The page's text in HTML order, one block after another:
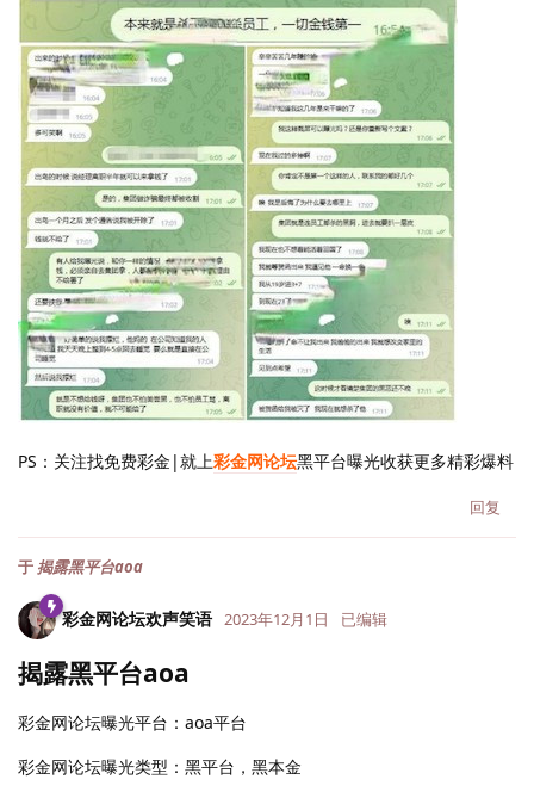
PS：关注找免费彩金|就上彩金网论坛黑平台曝光收获更多精彩爆料
回复
于 揭露黑平台aoa
彩金网论坛欢声笑语 2023年12月1日 已编辑
揭露黑平台aoa
彩金网论坛曝光平台：aoa平台
彩金网论坛曝光类型：黑平台，黑本金